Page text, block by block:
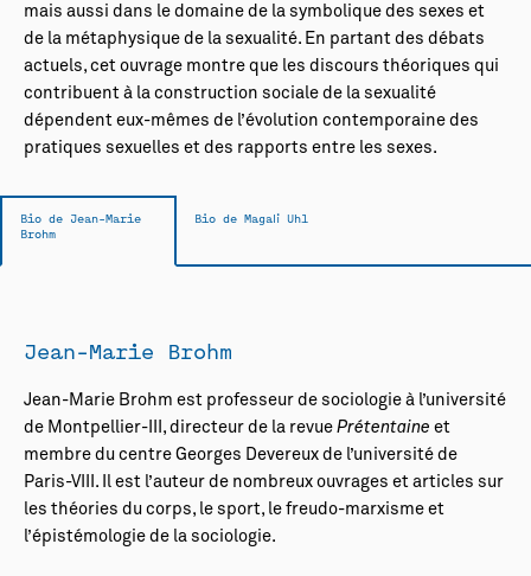
mais aussi dans le domaine de la symbolique des sexes et
de la métaphysique de la sexualité. En partant des débats
actuels, cet ouvrage montre que les discours théoriques qui
contribuent à la construction sociale de la sexualité
dépendent eux-mêmes de l’évolution contemporaine des
pratiques sexuelles et des rapports entre les sexes.
Bio de Jean-Marie
Brohm
Bio de Magali Uhl
Jean-Marie Brohm
Jean-Marie Brohm est professeur de sociologie à l’université
de Montpellier-III, directeur de la revue Prétentaine et
membre du centre Georges Devereux de l’université de
Paris-VIII. Il est l’auteur de nombreux ouvrages et articles sur
les théories du corps, le sport, le freudo-marxisme et
l’épistémologie de la sociologie.